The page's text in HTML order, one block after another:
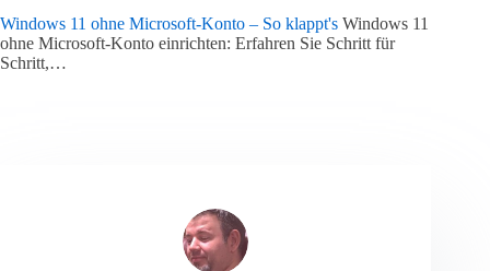
Windows 11 ohne Microsoft-Konto – So klappt's Windows 11
ohne Microsoft-Konto einrichten: Erfahren Sie Schritt für
Schritt,…